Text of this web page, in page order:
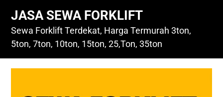
content
JASA SEWA FORKLIFT
Sewa Forklift Terdekat, Harga Termurah 3ton,
5ton, 7ton, 10ton, 15ton, 25,Ton, 35ton